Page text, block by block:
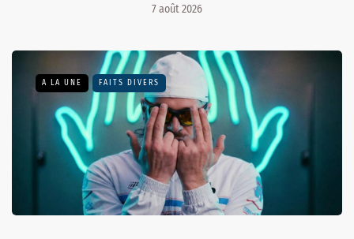
7 août 2026
A LA UNE FAITS DIVERS